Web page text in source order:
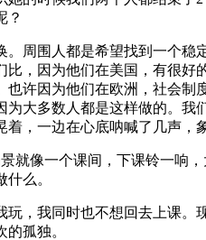
？
周围人都是希望找到一个
，因为他们在美国，有很
许因为他们在欧洲，社会制
大多数人都是这样做的。
，一边在心底呐喊了几声，
像一个课间，下课铃一响
么。
，我同时也不想回去上课
孤独。